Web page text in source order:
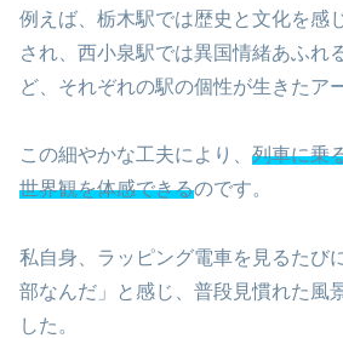
例えば、栃木駅では歴史と文化を感
され、西小泉駅では異国情緒あふれ
ど、それぞれの駅の個性が生きたア
この細やかな工夫により、 列車に乗
世界観を体感できるのです。
私自身、ラッピング電車を見るたび
部なんだ」と感じ、普段見慣れた風
した。